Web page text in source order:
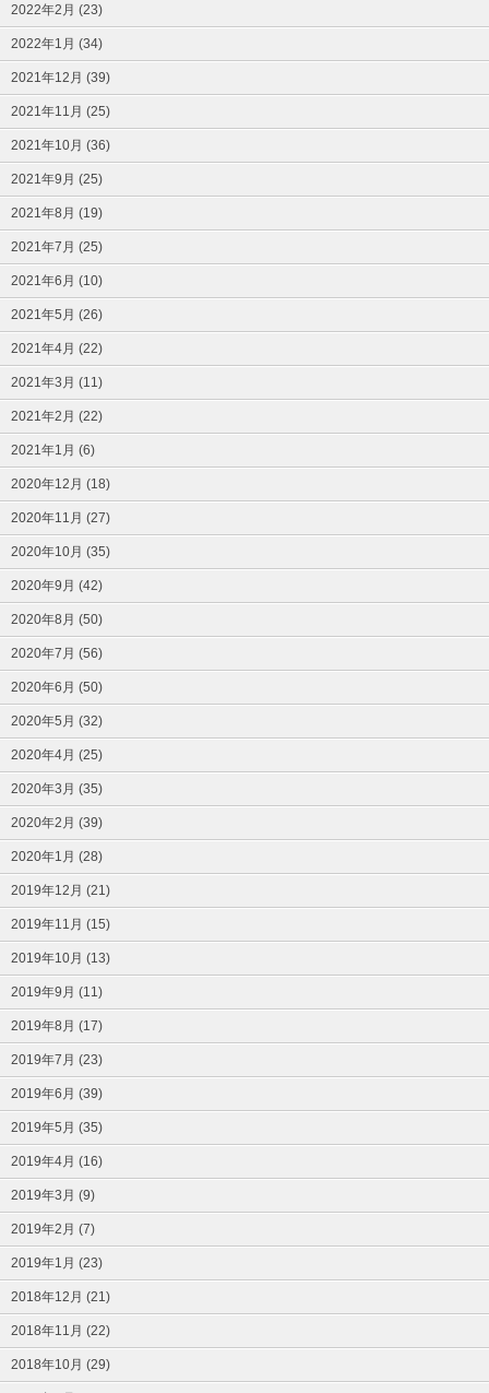
2022年2月 (23)
2022年1月 (34)
2021年12月 (39)
2021年11月 (25)
2021年10月 (36)
2021年9月 (25)
2021年8月 (19)
2021年7月 (25)
2021年6月 (10)
2021年5月 (26)
2021年4月 (22)
2021年3月 (11)
2021年2月 (22)
2021年1月 (6)
2020年12月 (18)
2020年11月 (27)
2020年10月 (35)
2020年9月 (42)
2020年8月 (50)
2020年7月 (56)
2020年6月 (50)
2020年5月 (32)
2020年4月 (25)
2020年3月 (35)
2020年2月 (39)
2020年1月 (28)
2019年12月 (21)
2019年11月 (15)
2019年10月 (13)
2019年9月 (11)
2019年8月 (17)
2019年7月 (23)
2019年6月 (39)
2019年5月 (35)
2019年4月 (16)
2019年3月 (9)
2019年2月 (7)
2019年1月 (23)
2018年12月 (21)
2018年11月 (22)
2018年10月 (29)